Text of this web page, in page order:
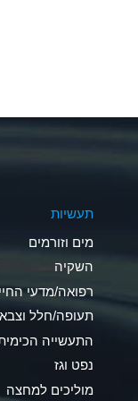
A
B
A
תעשיות
מים וזורמים
השקיה
רפואה/מדעי
תעופה/חלל וצבא
התעשייה
נפט וגז
מוליכים למחצה